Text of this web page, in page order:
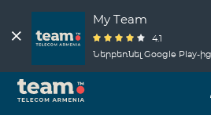
My Team
4.1
Ներբեռնել Google Play-ից